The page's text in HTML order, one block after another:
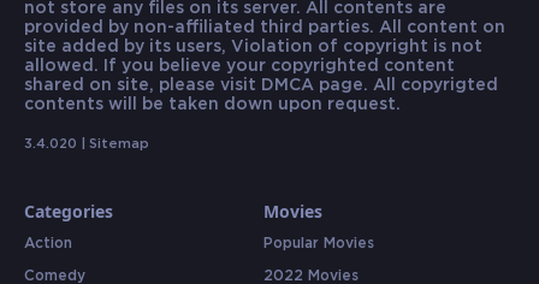
not store any files on its server. All contents are
provided by non-affiliated third parties. All content on
site added by its users, Violation of copyright is not
allowed. If you believe your copyrighted content
shared on site, please visit DMCA page. All copyrigted
contents will be taken down upon request.
3.4.020 | Sitemap
Categories
Action
Comedy
Movies
Popular Movies
2022 Movies